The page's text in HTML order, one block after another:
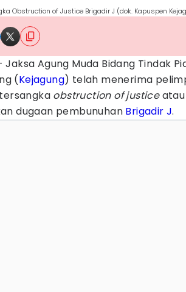
Obstruction of Justice Brigadir J (dok. Kapuspen
Jaksa Agung Muda Bidang Tindak
(Kejagung) telah menerima
obstruction of justiceatau
dugaan pembunuhan Brigadir J.